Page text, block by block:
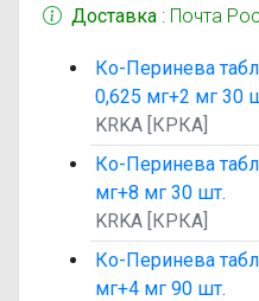
Доставка : Почта
Ко-Перинева
0,625 мг+2 мг 30
KRKA [КРКА]
Ко-Перинева
мг+8 мг 30 шт.
KRKA [КРКА]
Ко-Перинева
мг+4 мг 90 шт.